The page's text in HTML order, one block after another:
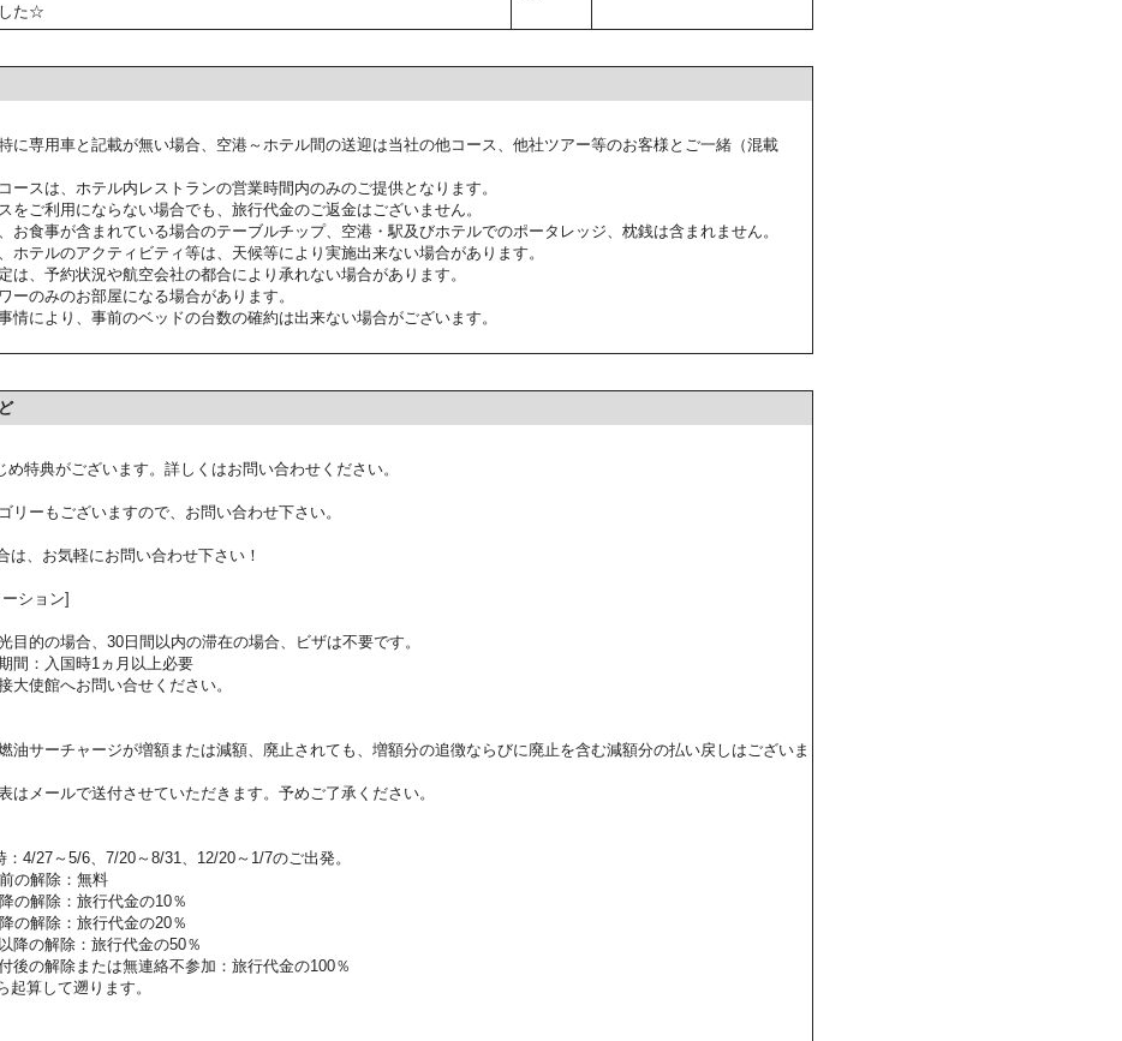
た☆
に専用車と記載が無い場合、空港～ホテル間の送迎は当社の他コース、他社ツアー等のお客様とご一緒（混載
ースは、ホテル内レストランの営業時間内のみのご提供となります。
をご利用にならない場合でも、旅行代金のご返金はございません。
お食事が含まれている場合のテーブルチップ、空港・駅及びホテルでのポータレッジ、枕銭は含まれません。
ホテルのアクティビティ等は、天候等により実施出来ない場合があります。
は、予約状況や航空会社の都合により承れない場合があります。
ーのみのお部屋になる場合があります。
情により、事前のベッドの台数の確約は出来ない場合がございます。
特典がございます。詳しくはお問い合わせください。
ーもございますので、お問い合わせ下さい。
、お気軽にお問い合わせ下さい！
ション]
目的の場合、30日間以内の滞在の場合、ビザは不要です。
間：入国時1ヵ月以上必要
大使館へお問い合せください。
油サーチャージが増額または減額、廃止されても、増額分の追徴ならびに廃止を含む減額分の払い戻しはございま
はメールで送付させていただきます。予めご了承ください。
4/27～5/6、7/20～8/31、12/20～1/7のご出発。
の解除：無料
の解除：旅行代金の10％
の解除：旅行代金の20％
降の解除：旅行代金の50％
後の解除または無連絡不参加：旅行代金の100％
算して遡ります。